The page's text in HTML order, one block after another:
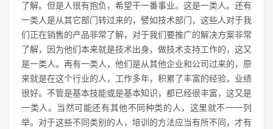
了解。但是人很有抱负，希望干一番事业。这是一类人。还有
一类人是从其它部门转过来的，譬如技术部门，这些人对于我
们正在销售的产品非常了解，对于我们要推广的解决方案非常
了解，因为他们本来就是技术出身，做技术支持工作的，这又
是一类人。再有一类人，他们是从其他企业和公司过来的，原
来就是在这个行业的人，工作多年，积累了丰富的经验，业绩
很好。不管是基本技能或是基本知识，都已经很丰富，这又是
一类人。当然可能还有其他不同种类的人，这里就不一一列
举。对于这些不同类别的人，培训的方法应当有所不同，才有